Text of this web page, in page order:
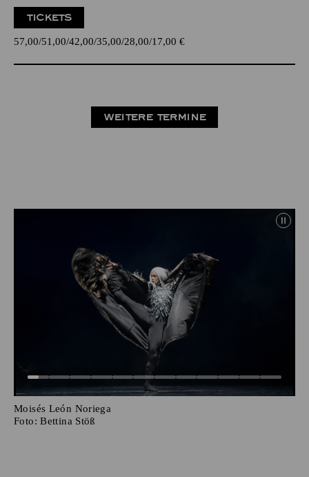
TICKETS
57,00 51,00 42,00 35,00 28,00 17,00 €
WEITERE TERMINE
Moisés León Noriega
Foto: Bettina Stöß